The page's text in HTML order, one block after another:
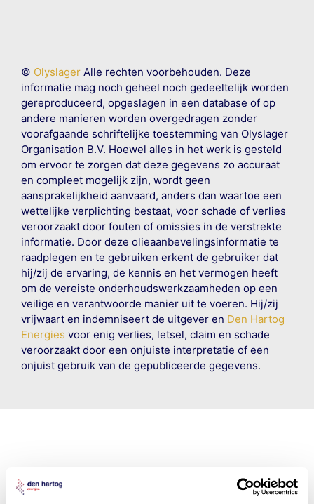
© OlyslagerAlle rechten voorbehouden. Deze
informatie mag noch geheel noch gedeeltelijk worden
gereproduceerd, opgeslagen in een database of op
andere manieren worden overgedragen zonder
voorafgaande schriftelijke toestemming van Olyslager
Organisation B.V. Hoewel alles in het werk is gesteld
om ervoor te zorgen dat deze gegevens zo accuraat
en compleet mogelijk zijn, wordt geen
aansprakelijkheid aanvaard, anders dan waartoe een
wettelijke verplichting bestaat, voor schade of verlies
veroorzaakt door fouten of omissies in de verstrekte
informatie. Door deze olieaanbevelingsinformatie te
raadplegen en te gebruiken erkent de gebruiker dat
hij/zij de ervaring, de kennis en het vermogen heeft
om de vereiste onderhoudswerkzaamheden op een
veilige en verantwoorde manier uit te voeren. Hij/zij
vrijwaart en indemniseert de uitgever en Den Hartog
Energies voor enig verlies, letsel, claim en schade
veroorzaakt door een onjuiste interpretatie of een
onjuist gebruik van de gepubliceerde gegevens.